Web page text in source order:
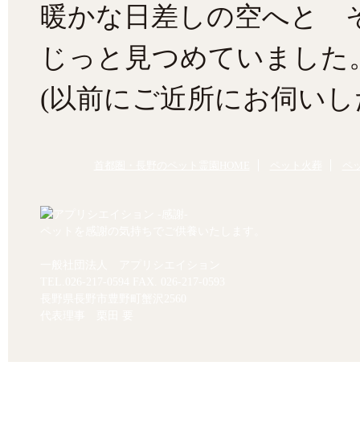
暖かな日差しの空へと
じっと見つめていました
(以前にご近所にお伺い